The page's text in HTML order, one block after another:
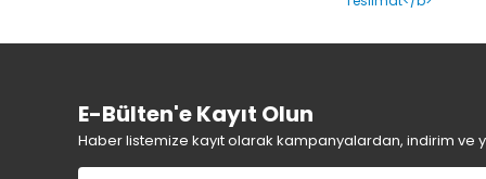
E-Bülten'e Kayıt Olun
Haber listemize kayıt olarak kampanyalardan, indirim ve